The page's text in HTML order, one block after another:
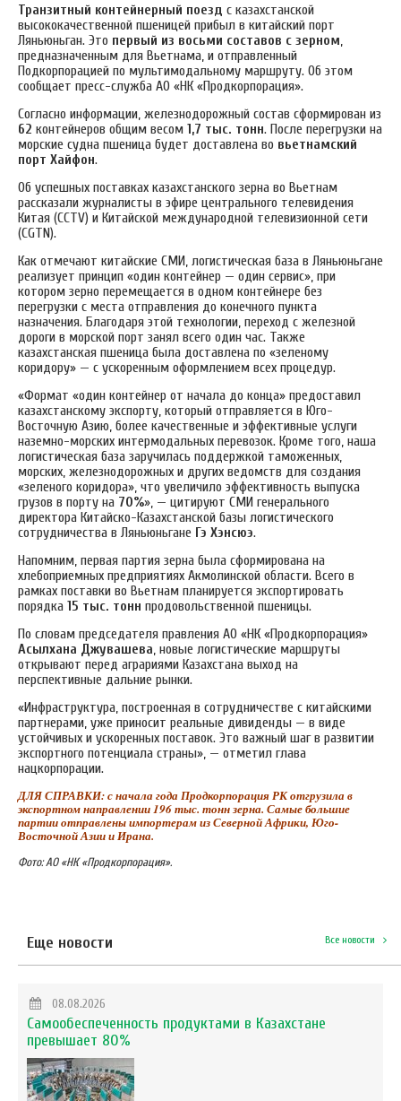
Транзитный контейнерный поезд с казахстанской
высококачественной пшеницей прибыл в китайский порт
Ляньюньган. Это первый из восьми составов с зерном,
предназначенным для Вьетнама, и отправленный
Подкорпорацией по мультимодальному маршруту. Об этом
сообщает пресс-служба АО «НК «Продкорпорация».
Согласно информации, железнодорожный состав сформирован из
62 контейнеров общим весом 1,7 тыс. тонн. После перегрузки на
морские судна пшеница будет доставлена во вьетнамский
порт Хайфон.
Об успешных поставках казахстанского зерна во Вьетнам
рассказали журналисты в эфире центрального телевидения
Китая (CCTV) и Китайской международной телевизионной сети
(CGTN).
Как отмечают китайские СМИ, логистическая база в Ляньюньгане
реализует принцип «один контейнер — один сервис», при
котором зерно перемещается в одном контейнере без
перегрузки с места отправления до конечного пункта
назначения. Благодаря этой технологии, переход с железной
дороги в морской порт занял всего один час. Также
казахстанская пшеница была доставлена по «зеленому
коридору» — с ускоренным оформлением всех процедур.
«Формат «один контейнер от начала до конца» предоставил
казахстанскому экспорту, который отправляется в Юго-
Восточную Азию, более качественные и эффективные услуги
наземно-морских интермодальных перевозок. Кроме того, наша
логистическая база заручилась поддержкой таможенных,
морских, железнодорожных и других ведомств для создания
«зеленого коридора», что увеличило эффективность выпуска
грузов в порту на 70%», — цитируют СМИ генерального
директора Китайско-Казахстанской базы логистического
сотрудничества в Ляньюньгане Гэ Хэнсюэ.
Напомним, первая партия зерна была сформирована на
хлебоприемных предприятиях Акмолинской области. Всего в
рамках поставки во Вьетнам планируется экспортировать
порядка 15 тыс. тонн продовольственной пшеницы.
По словам председателя правления АО «НК «Продкорпорация»
Асылхана Джувашева, новые логистические маршруты
открывают перед аграриями Казахстана выход на
перспективные дальние рынки.
«Инфраструктура, построенная в сотрудничестве с китайскими
партнерами, уже приносит реальные дивиденды — в виде
устойчивых и ускоренных поставок. Это важный шаг в развитии
экспортного потенциала страны», — отметил глава
нацкорпорации.
ДЛЯ СПРАВКИ: с начала года Продкорпорация РК отгрузила в
экспортном направлении 196 тыс. тонн зерна. Самые большие
партии отправлены импортерам из Северной Африки, Юго-
Восточной Азии и Ирана.
Фото: АО «НК «Продкорпорация».
Еще новости Все новости
08.08.2026
Самообеспеченность продуктами в Казахстане
превышает 80%